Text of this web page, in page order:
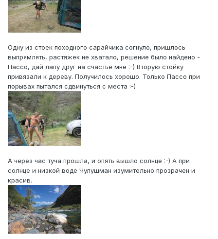
Одну из стоек походного сарайчика согнуло, пришлось
выпрямлять, растяжек не хватало, решение было найдено -
Пассо, дай лапу друг на счастье мне :-) Вторую стойку
привязали к дереву. Получилось хорошо. Только Пассо при
порывах пытался сдвинуться с места :-)
А через час туча прошла, и опять вышло солнце :-) А при
солнце и низкой воде Чулушман изумительно прозрачен и
красив.